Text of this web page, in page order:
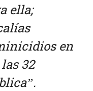
ella;
en
32